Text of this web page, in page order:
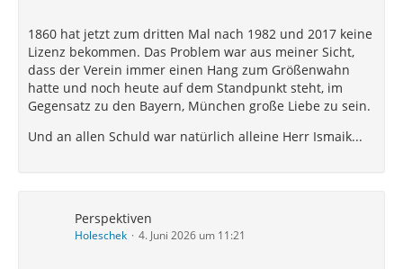
1860 hat jetzt zum dritten Mal nach 1982 und 2017 keine
Lizenz bekommen. Das Problem war aus meiner Sicht,
dass der Verein immer einen Hang zum Größenwahn
hatte und noch heute auf dem Standpunkt steht, im
Gegensatz zu den Bayern, München große Liebe zu sein.
Und an allen Schuld war natürlich alleine Herr Ismaik...
Perspektiven
Holeschek 4. Juni 2026 um 11:21